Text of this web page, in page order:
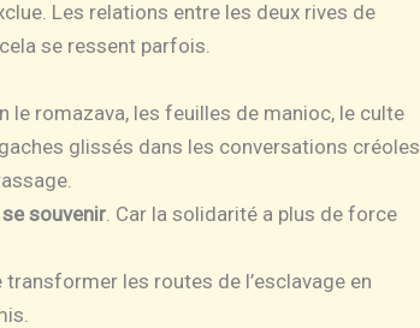
Les relations entre les deux rives de
se ressent parfois.
le romazava, les feuilles de manioc, le culte
glissés dans les conversations créoles.
se souvenir . Car la solidarité a plus de force
les routes de l’esclavage en